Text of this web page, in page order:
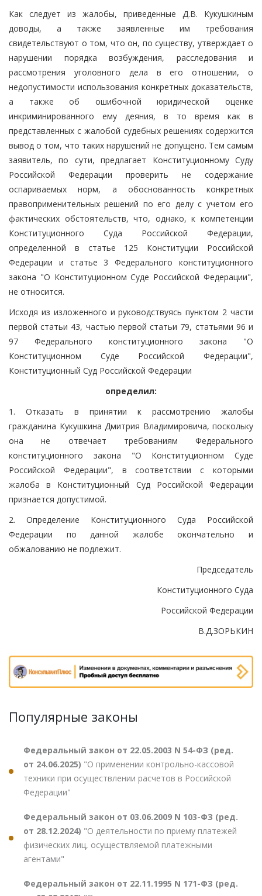
Как следует из жалобы, приведенные Д.В. Кукушкиным
доводы, а также заявленные им требования
свидетельствуют о том, что он, по существу, утверждает о
нарушении порядка возбуждения, расследования и
рассмотрения уголовного дела в его отношении, о
недопустимости использования конкретных доказательств,
а также об ошибочной юридической оценке
инкриминированного ему деяния, в то время как в
представленных с жалобой судебных решениях содержится
вывод о том, что таких нарушений не допущено. Тем самым
заявитель, по сути, предлагает Конституционному Суду
Российской Федерации проверить не содержание
оспариваемых норм, а обоснованность конкретных
правоприменительных решений по его делу с учетом его
фактических обстоятельств, что, однако, к компетенции
Конституционного Суда Российской Федерации,
определенной в статье 125 Конституции Российской
Федерации и статье 3 Федерального конституционного
закона "О Конституционном Суде Российской Федерации",
не относится.
Исходя из изложенного и руководствуясь пунктом 2 части
первой статьи 43, частью первой статьи 79, статьями 96 и
97 Федерального конституционного закона "О
Конституционном Суде Российской Федерации",
Конституционный Суд Российской Федерации
определил:
1. Отказать в принятии к рассмотрению жалобы
гражданина Кукушкина Дмитрия Владимировича, поскольку
она не отвечает требованиям Федерального
конституционного закона "О Конституционном Суде
Российской Федерации", в соответствии с которыми
жалоба в Конституционный Суд Российской Федерации
признается допустимой.
2. Определение Конституционного Суда Российской
Федерации по данной жалобе окончательно и
обжалованию не подлежит.
Председатель
Конституционного Суда
Российской Федерации
В.Д.ЗОРЬКИН
Популярные законы
Федеральный закон от 22.05.2003 N 54-ФЗ (ред.
от 24.06.2025) "О применении контрольно-кассовой
техники при осуществлении расчетов в Российской
Федерации"
Федеральный закон от 03.06.2009 N 103-ФЗ (ред.
от 28.12.2024) "О деятельности по приему платежей
физических лиц, осуществляемой платежными
агентами"
Федеральный закон от 22.11.1995 N 171-ФЗ (ред.